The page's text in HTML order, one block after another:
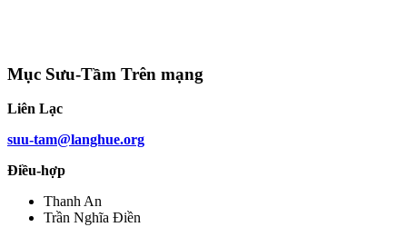
Mục Sưu-Tầm Trên mạng
Liên Lạc
suu-tam@langhue.org
Điều-hợp
Thanh An
Trần Nghĩa Điền